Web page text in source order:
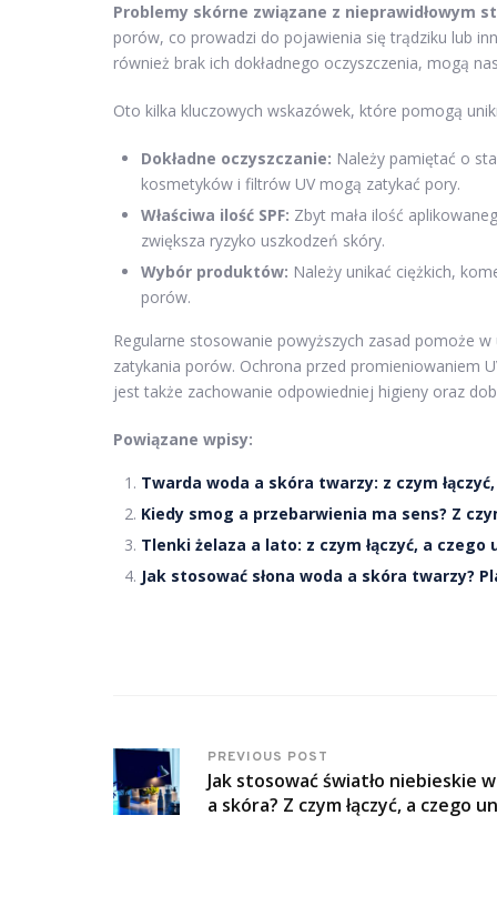
Problemy skórne związane z nieprawidłowym
porów, co prowadzi do pojawienia się trądziku lub
również brak ich dokładnego oczyszczenia, mogą
Oto kilka kluczowych wskazówek, które pomogą
Dokładne oczyszczanie: Należy pamiętać o
kosmetyków i filtrów UV mogą zatykać pory.
Właściwa ilość SPF: Zbyt mała ilość
zwiększa ryzyko uszkodzeń skóry.
Wybór produktów: Należy unikać ciężkich,
porów.
Regularne stosowanie powyższych zasad pomoże
zatykania porów. Ochrona przed promieniowaniem
jest także zachowanie odpowiedniej higieny oraz
Powiązane wpisy:
Twarda woda a skóra twarzy: z czym
Kiedy smog a przebarwienia ma sens? Z
Tlenki żelaza a lato: z czym łączyć, a czego
Jak stosować słona woda a skóra twarzy?
PREVIOUS POST
Jak stosować światło niebieskie
a skóra? Z czym łączyć, a czego